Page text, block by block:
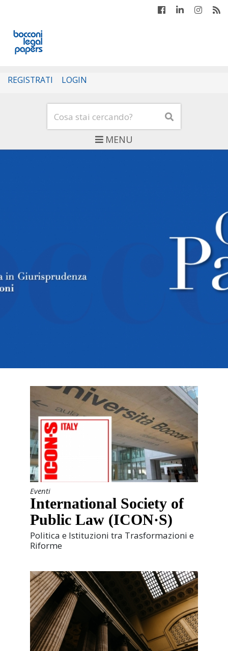
Facebook
Linkedin
MENU
Cerca Cerca
REGISTRATI LOGIN
Eventi
International Society of
Public Law (ICON·S)
Politica e Istituzioni tra Trasformazioni e
Riforme